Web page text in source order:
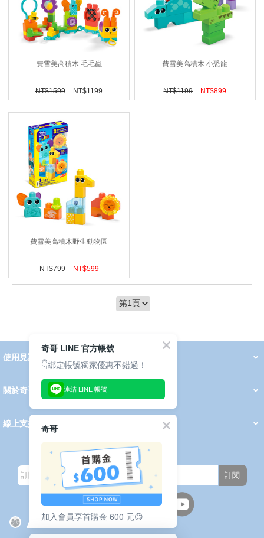
費雪美高積木 毛毛蟲
NT$1599 NT$1199
費雪美高積木 小恐龍
NT$1199 NT$899
費雪美高積木野生動物園
NT$799 NT$599
使用見證
關於奇哥
最新消息
奇哥的故事
品牌經歷
門市據點
育兒資訊站 會員權益說明
我的帳戶
訂單查詢
紅利點數
修改會員資料
活動報名
線上支援
隱私權聲明
保固卡登錄
訂閱電子報
訂閱
奇哥 LINE 官方帳號
👇綁定帳號獨家優惠不錯過！
連結 LINE 帳號
奇哥
加入會員享首購金 600 元😊